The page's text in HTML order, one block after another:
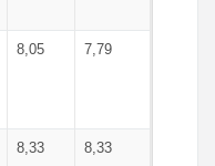
8,05 7,79
8,33 8,33